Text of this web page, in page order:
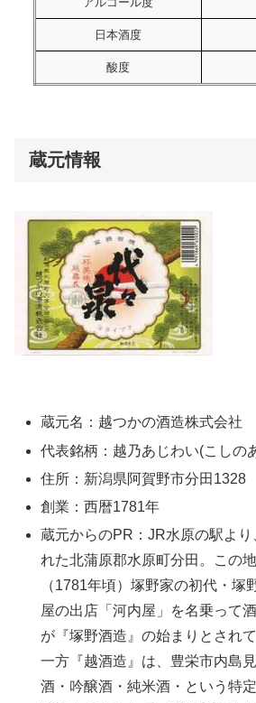
日本酒度
酸度
蔵元情報
蔵元名：越つかの酒造株式会社
代表銘柄：越乃あじわい(こしの
住所：新潟県阿賀野市分田1328
創業：西暦1781年
蔵元からのPR：JR水原の駅よ
れた北蒲原郡水原町分田。この
（1781年頃）塚野家の初代・塚
屋の出店「河内屋」を名乗って
が『塚野酒造』の始まりとされて
一方『越酒造』は、豊栄市内島
酒・吟醸酒・純米酒・という特